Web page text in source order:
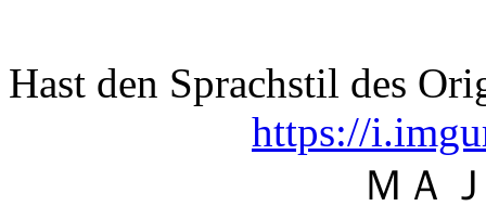
Hast den Sprachstil des
https://
ＭＡ